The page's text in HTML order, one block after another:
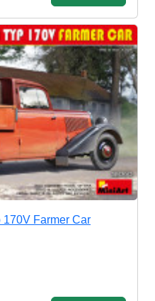
170V Farmer Car